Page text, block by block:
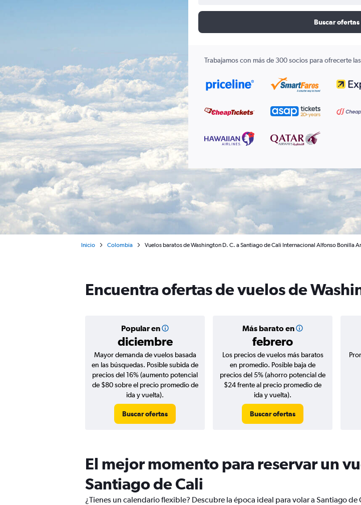
Buscar ofertas
Trabajamos con más de 300 socios para ofrecerte
Inicio Colombia Vuelos baratos de Washington D. C. a Santiago de Cali Internacional Alfonso Bonilla
Encuentra ofertas de vuelos de
Popular en
diciembre
Más barato en
febrero
Mayor demanda de vuelos basada
en las búsquedas. Posible subida de
precios del 16% (aumento potencial
de $80 sobre el precio promedio de
ida y vuelta).
Buscar ofertas
Los precios de vuelos más baratos
en promedio. Posible baja de
precios del 5% (ahorro potencial de
$24 frente al precio promedio de
ida y vuelta).
Buscar ofertas
El mejor momento para reservar un
Santiago de Cali
¿Tienes un calendario flexible? Descubre la época ideal para volar a Santiago